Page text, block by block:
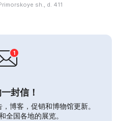
sh., d. 411
封信！
博客，促销和博物馆更新。
全国各地的展览。